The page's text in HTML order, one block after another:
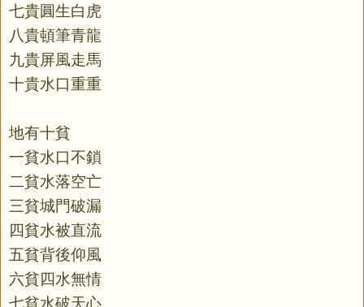
七貴圓生白虎
八貴頓筆青龍
九貴屏風走馬
十貴水口重重
地有十貧
一貧水口不鎖
二貧水落空亡
三貧城門破漏
四貧水被直流
五貧背後仰風
六貧四水無情
七貧水破天心